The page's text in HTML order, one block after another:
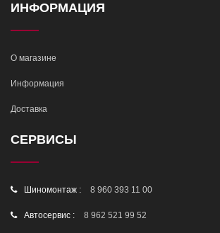
ИНФОРМАЦИЯ
О магазине
Информация
Доставка
СЕРВИСЫ
Шиномонтаж : 8 960 393 11 00
Автосервис : 8 962 521 99 52